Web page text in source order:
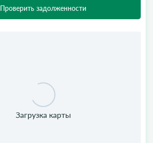
Проверить задолженности